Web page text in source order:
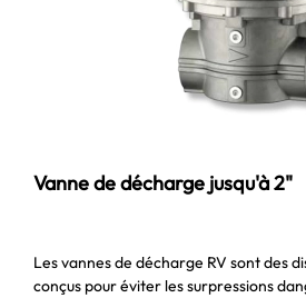
Vanne de décharge jusqu'à 2"
Les vannes de décharge RV sont des
conçus pour éviter les surpressions